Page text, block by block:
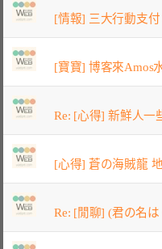
[情報] 三大行動支
[寶寶] 博客來Amos
Re: [心得] 新鮮人一
[心得] 蒼の海賊龍
Re: [閒聊] (君の名